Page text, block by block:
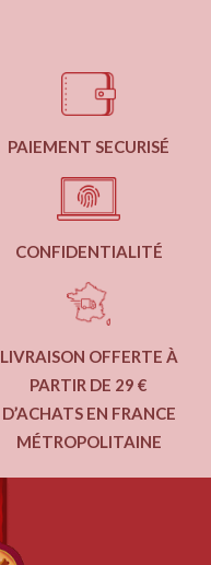
PAIEMENT SECURISÉ
CONFIDENTIALITÉ
LIVRAISON OFFERTE À
PARTIR DE 29 €
D’ACHATS EN FRANCE
MÉTROPOLITAINE